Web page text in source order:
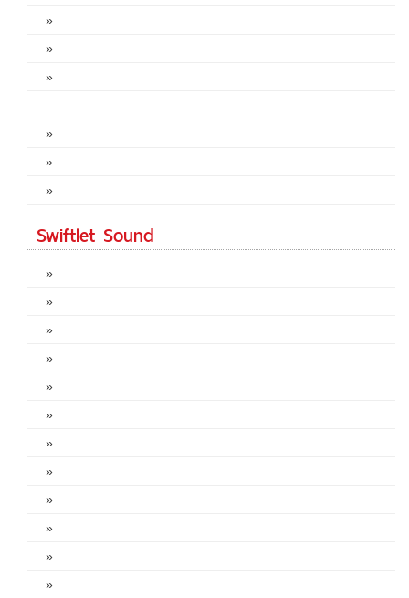
»
»
»
»
»
»
Swiftlet Sound
»
»
»
»
»
»
»
»
»
»
»
»